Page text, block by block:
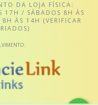
DA LOJA FÍSICA:
17H / SÁBADOS 8H ÀS
ÀS 14H (VERIFICAR